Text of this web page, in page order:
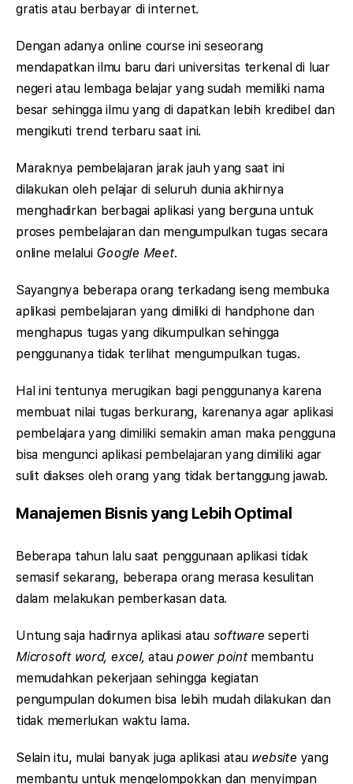
gratis atau berbayar di internet.
Dengan adanya online course ini seseorang
mendapatkan ilmu baru dari universitas terkenal di luar
negeri atau lembaga belajar yang sudah memiliki nama
besar sehingga ilmu yang di dapatkan lebih kredibel dan
mengikuti trend terbaru saat ini.
Maraknya pembelajaran jarak jauh yang saat ini
dilakukan oleh pelajar di seluruh dunia akhirnya
menghadirkan berbagai aplikasi yang berguna untuk
proses pembelajaran dan mengumpulkan tugas secara
online melaluiGoogle Meet.
Sayangnya beberapa orang terkadang iseng membuka
aplikasi pembelajaran yang dimiliki di handphone dan
menghapus tugas yang dikumpulkan sehingga
penggunanya tidak terlihat mengumpulkan tugas.
Hal ini tentunya merugikan bagi penggunanya karena
membuat nilai tugas berkurang, karenanya agar aplikasi
pembelajara yang dimiliki semakin aman maka pengguna
bisa mengunci aplikasi pembelajaran yang dimiliki agar
sulit diakses oleh orang yang tidak bertanggung jawab.
Manajemen Bisnis yang Lebih Optimal
Beberapa tahun lalu saat penggunaan aplikasi tidak
semasif sekarang, beberapa orang merasa kesulitan
dalam melakukan pemberkasan data.
Untung saja hadirnya aplikasi atau software seperti
Microsoft word, excel, ataupower pointmembantu
memudahkan pekerjaan sehingga kegiatan
pengumpulan dokumen bisa lebih mudah dilakukan dan
tidak memerlukan waktu lama.
Selain itu, mulai banyak juga aplikasi atau website yang
membantu untuk mengelompokkan dan menyimpan